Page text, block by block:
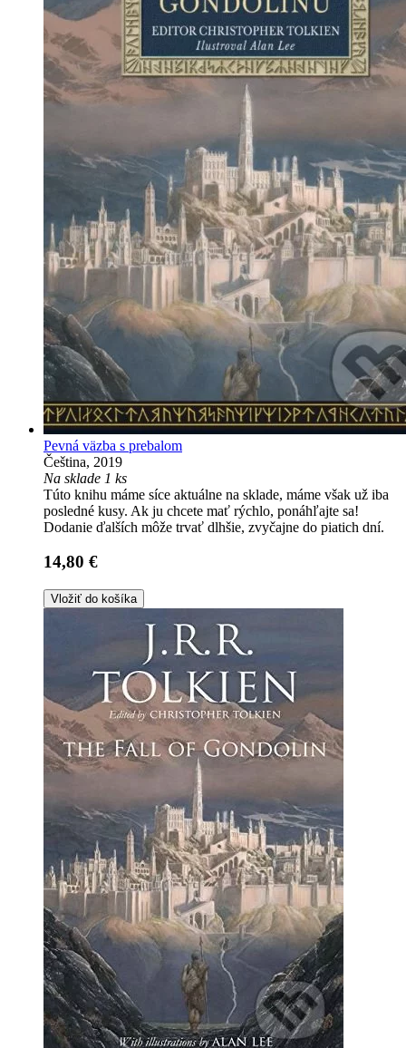
Pevná väzba s prebalom
Čeština, 2019
Na sklade 1 ks
Túto knihu máme síce aktuálne na sklade, máme však už iba
posledné kusy. Ak ju chcete mať rýchlo, ponáhľajte sa!
Dodanie ďalších môže trvať dlhšie, zvyčajne do piatich dní.
14,80 €
Vložiť do košíka